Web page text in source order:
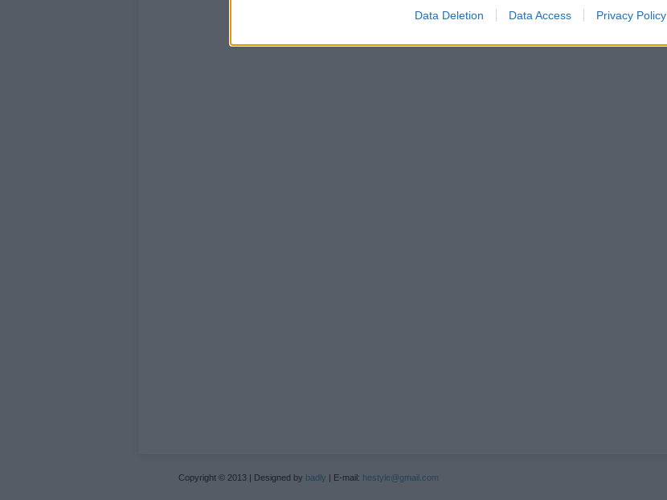
Data Deletion Data Access Privacy Policy
Copyright © 2013 | Designed by badly | E-mail: hestyle@gmail.com